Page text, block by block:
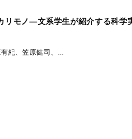
リモノ―文系学生が紹介する科学
紀、笠原健司、...